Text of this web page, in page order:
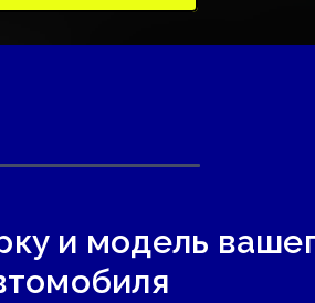
и модель